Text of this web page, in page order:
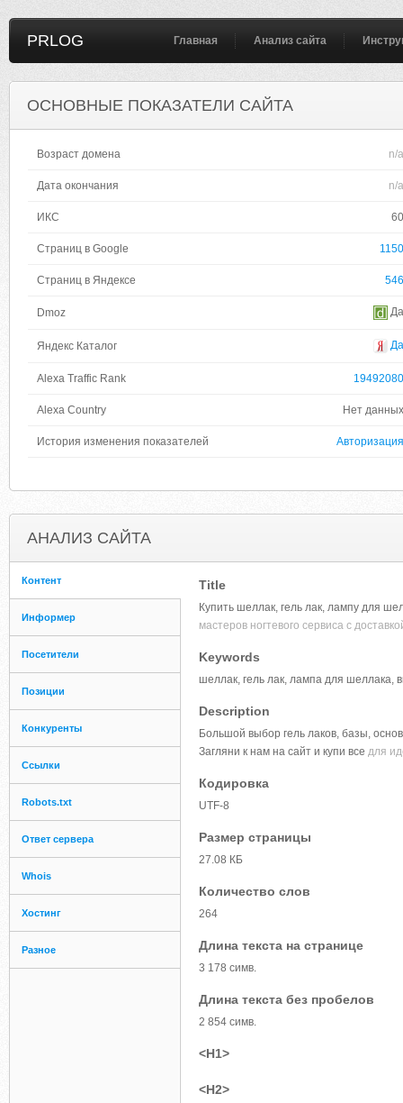
PRLOG Главная Анализ сайта
ОСНОВНЫЕ ПОКАЗАТЕЛИ САЙТА
Возраст домена n/a
Дата окончания n/a
ИКС 60
Страниц в Google 1150
Страниц в Яндексе 546
Dmoz Да
Яндекс Каталог Да
Alexa Traffic Rank 19492080
Alexa Country Нет данных
История изменения показателей Авторизация
АНАЛИЗ САЙТА
Контент
Информер
Посетители
Позиции
Конкуренты
Ссылки
Robots.txt
Ответ сервера
Whois
Хостинг
Разное
Title
Купить шеллак, гель лак, лампу для
мастеров ногтевого сервиса с
Keywords
шеллак, гель лак, лампа для шеллака,
Description
Большой выбор гель лаков, базы,
Загляни к нам на сайт и купи все для
Кодировка
UTF-8
Размер страницы
27.08 КБ
Количество слов
264
Длина текста на странице
3 178 симв.
Длина текста без пробелов
2 854 симв.
<H1>
<H2>